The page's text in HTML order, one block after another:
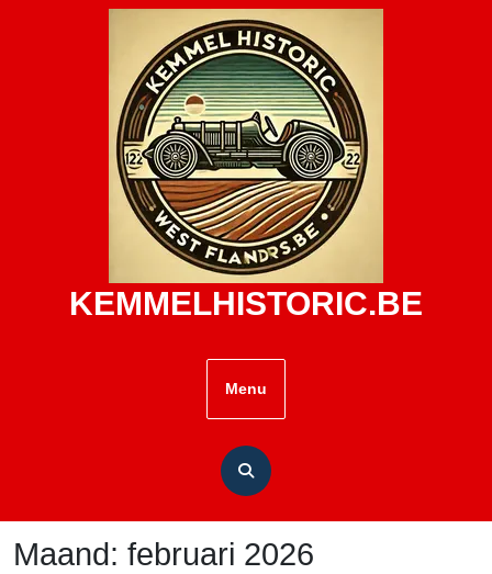
KEMMELHISTORIC.BE
Menu
Maand: februari 2026